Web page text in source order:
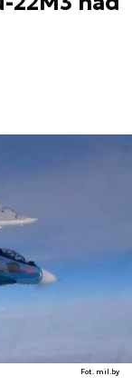
Fot. mil.by